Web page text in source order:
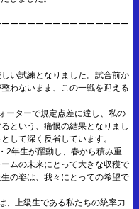
ーーーーーーーーーーーーーー
い試練となりました。試合前か
わないまま、この一戦を迎える
ーターで規定点差に達し、私の
という、痛恨の結果となりまし
して深く反省しています。
2年生が躍動し、春から積み重
ムの未来にとって大きな収穫で
の姿は、我々にとっての希望で
、上級生である私たちの統率力